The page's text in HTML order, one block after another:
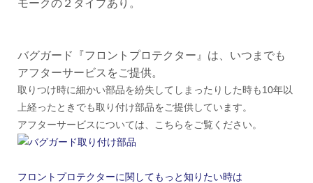
モークの２タイプあり。
バグガード『フロントプロテクター』は、いつまでも
アフターサービスをご提供。
取りつけ時に細かい部品を紛失してしまったりした時も10年以
上経ったときでも取り付け部品をご提供しています。
アフターサービスについては、こちらをご覧ください。
フロントプロテクターに関してもっと知りたい時は